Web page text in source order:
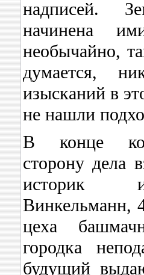
надписей.
начинена
необычайно,
думается,
изысканий в
не нашли
В конце
сторону дела
историк
Винкельманн,
цеха
городка
будущий